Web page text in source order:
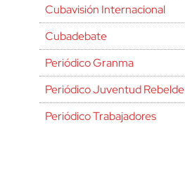
Cubavisión Internacional
Cubadebate
Periódico Granma
Periódico Juventud Rebelde
Periódico Trabajadores